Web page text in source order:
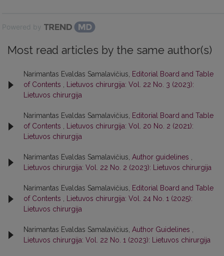
Powered by
Most read articles by the same author(s)
Narimantas Evaldas Samalavičius,
Editorial Board and Table
of Contents
Lietuvos chirurgija: Vol. 22 No. 3 (2023):
Lietuvos chirurgija
Narimantas Evaldas Samalavičius,
Editorial Board and Table
of Contents
Lietuvos chirurgija: Vol. 20 No. 2 (2021):
Lietuvos chirurgija
Narimantas Evaldas Samalavičius, Author guidelines
Lietuvos chirurgija: Vol. 22 No. 2 (2023): Lietuvos chirurgija
Narimantas Evaldas Samalavičius,
Editorial Board and Table
of Contents
Lietuvos chirurgija: Vol. 24 No. 1 (2025):
Lietuvos chirurgija
Narimantas Evaldas Samalavičius, Author Guidelines
Lietuvos chirurgija: Vol. 22 No. 1 (2023): Lietuvos chirurgija